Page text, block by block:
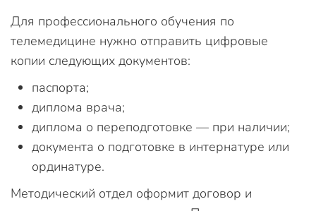
Для профессионального обучения по
телемедицине нужно отправить цифровые
копии следующих документов:
паспорта;
диплома врача;
диплома о переподготовке — при наличии;
документа о подготовке в интернатуре или
ординатуре.
Методический отдел оформит договор и